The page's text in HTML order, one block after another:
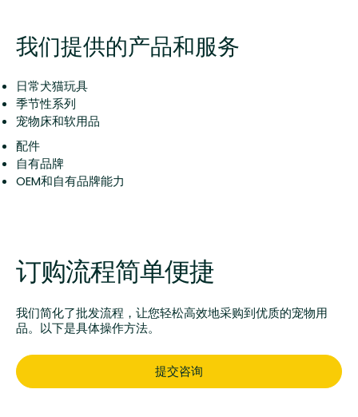
我们提供的产品和服务
日常犬猫玩具
季节性系列
宠物床和软用品
配件
自有品牌
OEM和自有品牌能力
订购流程简单便捷
我们简化了批发流程，让您轻松高效地采购到优质的宠物用
品。以下是具体操作方法。
提交咨询